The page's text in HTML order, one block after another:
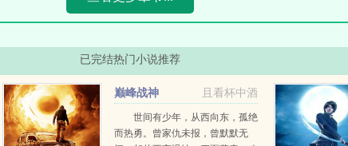
已完结热门小说推荐
且看杯中酒
巅峰战神
世间有少年，从西向东，孤绝
而热勇。曾家仇未报，曾默默无